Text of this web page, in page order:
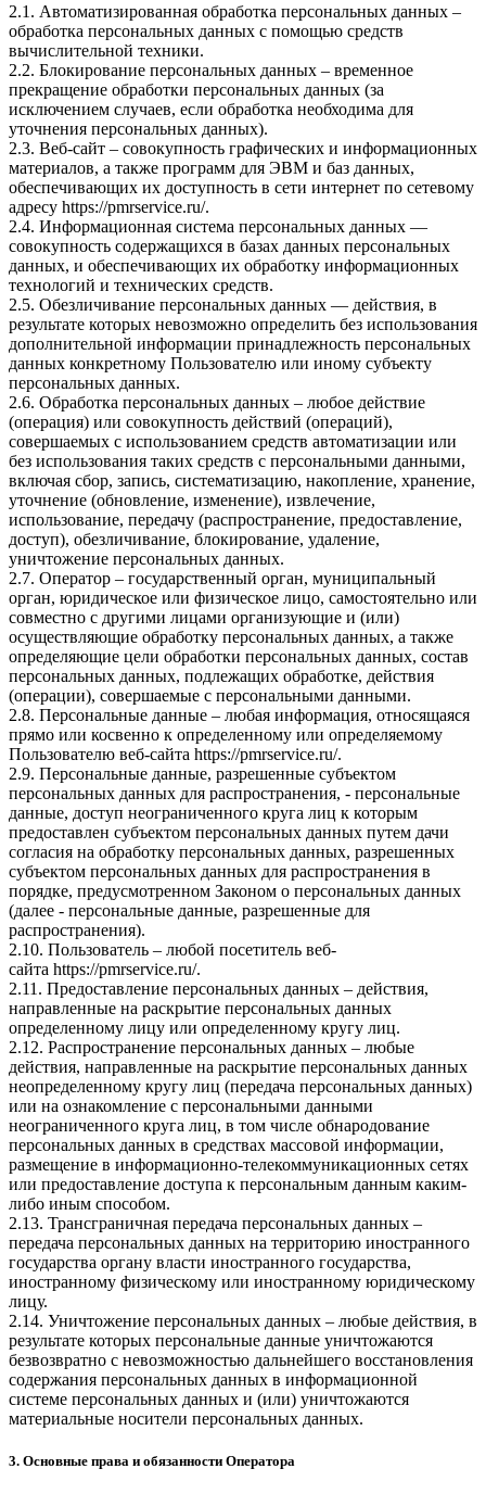
2.1. Автоматизированная обработка персональных данных –
обработка персональных данных с помощью средств
вычислительной техники.
2.2. Блокирование персональных данных – временное
прекращение обработки персональных данных (за
исключением случаев, если обработка необходима для
уточнения персональных данных).
2.3. Веб-сайт – совокупность графических и информационных
материалов, а также программ для ЭВМ и баз данных,
обеспечивающих их доступность в сети интернет по сетевому
адресу https://pmrservice.ru/.
2.4. Информационная система персональных данных —
совокупность содержащихся в базах данных персональных
данных, и обеспечивающих их обработку информационных
технологий и технических средств.
2.5. Обезличивание персональных данных — действия, в
результате которых невозможно определить без использования
дополнительной информации принадлежность персональных
данных конкретному Пользователю или иному субъекту
персональных данных.
2.6. Обработка персональных данных – любое действие
(операция) или совокупность действий (операций),
совершаемых с использованием средств автоматизации или
без использования таких средств с персональными данными,
включая сбор, запись, систематизацию, накопление, хранение,
уточнение (обновление, изменение), извлечение,
использование, передачу (распространение, предоставление,
доступ), обезличивание, блокирование, удаление,
уничтожение персональных данных.
2.7. Оператор – государственный орган, муниципальный
орган, юридическое или физическое лицо, самостоятельно или
совместно с другими лицами организующие и (или)
осуществляющие обработку персональных данных, а также
определяющие цели обработки персональных данных, состав
персональных данных, подлежащих обработке, действия
(операции), совершаемые с персональными данными.
2.8. Персональные данные – любая информация, относящаяся
прямо или косвенно к определенному или определяемому
Пользователю веб-сайта https://pmrservice.ru/.
2.9. Персональные данные, разрешенные субъектом
персональных данных для распространения, - персональные
данные, доступ неограниченного круга лиц к которым
предоставлен субъектом персональных данных путем дачи
согласия на обработку персональных данных, разрешенных
субъектом персональных данных для распространения в
порядке, предусмотренном Законом о персональных данных
(далее - персональные данные, разрешенные для
распространения).
2.10. Пользователь – любой посетитель веб-
сайта https://pmrservice.ru/.
2.11. Предоставление персональных данных – действия,
направленные на раскрытие персональных данных
определенному лицу или определенному кругу лиц.
2.12. Распространение персональных данных – любые
действия, направленные на раскрытие персональных данных
неопределенному кругу лиц (передача персональных данных)
или на ознакомление с персональными данными
неограниченного круга лиц, в том числе обнародование
персональных данных в средствах массовой информации,
размещение в информационно-телекоммуникационных сетях
или предоставление доступа к персональным данным каким-
либо иным способом.
2.13. Трансграничная передача персональных данных –
передача персональных данных на территорию иностранного
государства органу власти иностранного государства,
иностранному физическому или иностранному юридическому
лицу.
2.14. Уничтожение персональных данных – любые действия, в
результате которых персональные данные уничтожаются
безвозвратно с невозможностью дальнейшего восстановления
содержания персональных данных в информационной
системе персональных данных и (или) уничтожаются
материальные носители персональных данных.
3. Основные права и обязанности Оператора